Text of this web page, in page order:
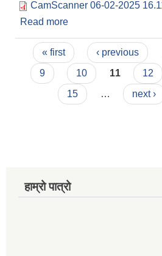
CamScanner 06-02-2025
Read more
Pages
« first ‹ previous
9
10 11 12
15
… next ›
हाम्रो पात्रो